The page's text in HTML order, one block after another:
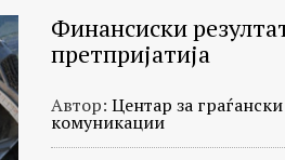
Финансиски
претпријатија
Автор: Центар за граѓански
комуникации